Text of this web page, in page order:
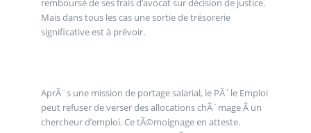
remboursé de ses frais d’avocat sur décision de justice.
Mais dans tous les cas une sortie de trésorerie
significative est à prévoir.
AprÃ¨s une mission de portage salarial, le PÃ´le Emploi
peut refuser de verser des allocations chÃ´mage Ã un
chercheur d’emploi. Ce tÃ©moignage en atteste.